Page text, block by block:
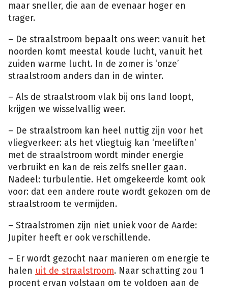
maar sneller, die aan de evenaar hoger en
trager.
– De straalstroom bepaalt ons weer: vanuit het
noorden komt meestal koude lucht, vanuit het
zuiden warme lucht. In de zomer is ‘onze’
straalstroom anders dan in de winter.
– Als de straalstroom vlak bij ons land loopt,
krijgen we wisselvallig weer.
– De straalstroom kan heel nuttig zijn voor het
vliegverkeer: als het vliegtuig kan ‘meeliften’
met de straalstroom wordt minder energie
verbruikt en kan de reis zelfs sneller gaan.
Nadeel: turbulentie. Het omgekeerde komt ook
voor: dat een andere route wordt gekozen om de
straalstroom te vermijden.
– Straalstromen zijn niet uniek voor de Aarde:
Jupiter heeft er ook verschillende.
– Er wordt gezocht naar manieren om energie te
halen uit de straalstroom. Naar schatting zou 1
procent ervan volstaan om te voldoen aan de